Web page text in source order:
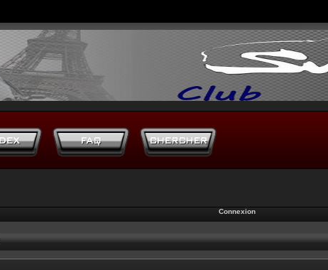
Connexion